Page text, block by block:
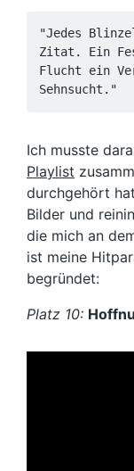
"Jedes
Zitat. Ein
Flucht ein
Sehnsucht."
Ich musste
Playlist
durchgehört
Bilder und
die mich an
ist meine
begründet:
Platz 10: